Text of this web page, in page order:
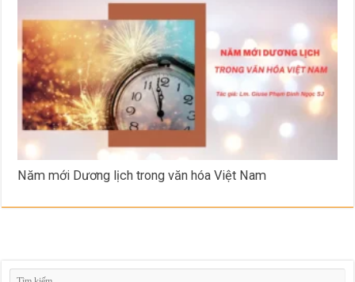
Năm mới Dương lịch trong văn hóa Việt Nam